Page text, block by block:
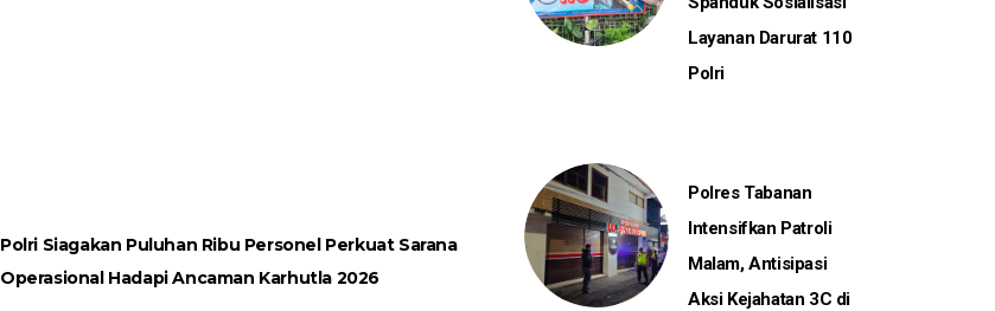
Polri Siagakan Puluhan Ribu Personel Perkuat Sarana
Operasional Hadapi Ancaman Karhutla 2026
Layanan Darurat 110
Polri
Polres Tabanan
Intensifkan Patroli
Malam, Antisipasi
Aksi Kejahatan 3C di